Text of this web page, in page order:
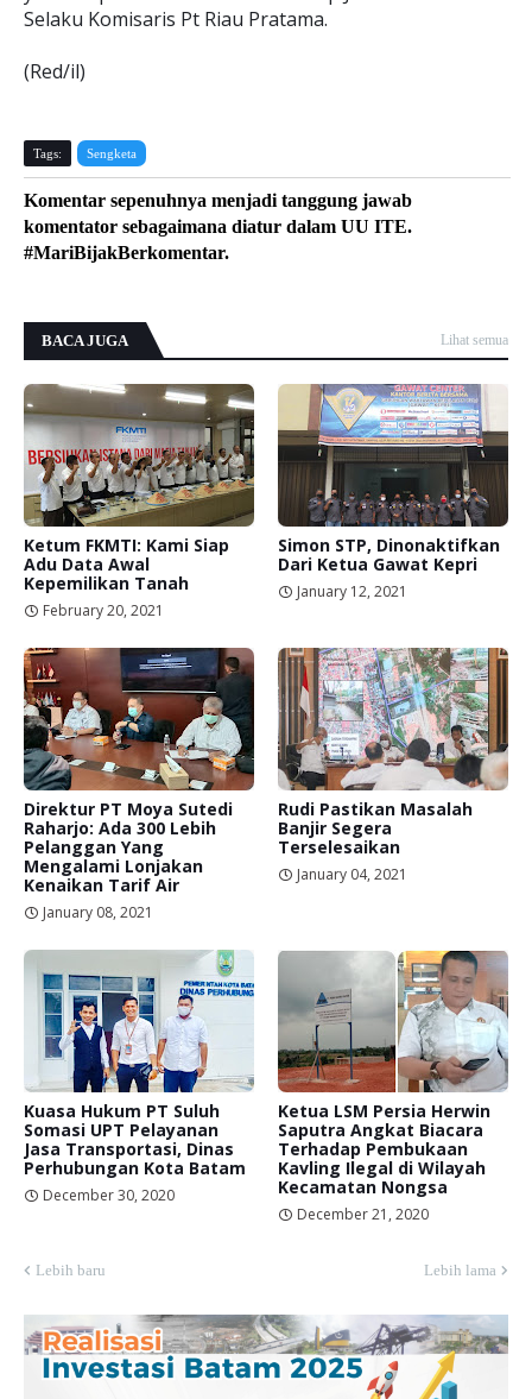
Selaku Komisaris Pt Riau Pratama.
(Red/il)
Tags: Sengketa
Komentar sepenuhnya menjadi tanggung jawab
komentator sebagaimana diatur dalam UU ITE.
#MariBijakBerkomentar.
BACA JUGA Lihat semua
Ketum FKMTI: Kami Siap
Adu Data Awal
Kepemilikan Tanah
February 20, 2021
Simon STP, Dinonaktifkan
Dari Ketua Gawat Kepri
January 12, 2021
Direktur PT Moya Sutedi
Raharjo: Ada 300 Lebih
Pelanggan Yang
Mengalami Lonjakan
Kenaikan Tarif Air
January 08, 2021
Rudi Pastikan Masalah
Banjir Segera
Terselesaikan
January 04, 2021
Kuasa Hukum PT Suluh
Somasi UPT Pelayanan
Jasa Transportasi, Dinas
Perhubungan Kota Batam
December 30, 2020
Ketua LSM Persia Herwin
Saputra Angkat Biacara
Terhadap Pembukaan
Kavling Ilegal di Wilayah
Kecamatan Nongsa
December 21, 2020
Lebih baru Lebih lama